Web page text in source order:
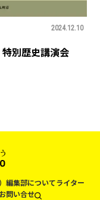
2024.12.10
特別歴史講演会
編集部についてライター
お問い合せ